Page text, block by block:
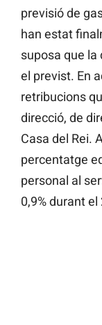
previsió de
han estat
suposa que la
el previst. En
retribucions
direcció, de
Casa del Rei.
percentatge
personal al
0,9% durant el